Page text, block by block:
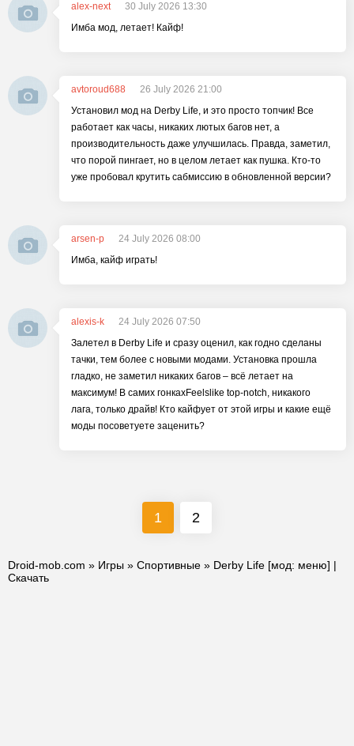
alex-next
30 July 2026 13:30
Имба мод, летает! Кайф!
avtoroud688
26 July 2026 21:00
Установил мод на Derby Life, и это просто топчик! Все
работает как часы, никаких лютых багов нет, а
производительность даже улучшилась. Правда, заметил,
что порой пингает, но в целом летает как пушка. Кто-то
уже пробовал крутить сабмиссию в обновленной версии?
arsen-p
24 July 2026 08:00
Имба, кайф играть!
alexis-k
24 July 2026 07:50
Залетел в Derby Life и сразу оценил, как годно сделаны
тачки, тем более с новыми модами. Установка прошла
гладко, не заметил никаких багов – всё летает на
максимум! В самих гонкахFeelslike top-notch, никакого
лага, только драйв! Кто кайфует от этой игры и какие ещё
моды посоветуете заценить?
1 2
Droid-mob.com » Игры » Спортивные » Derby Life [мод: меню] |
Скачать